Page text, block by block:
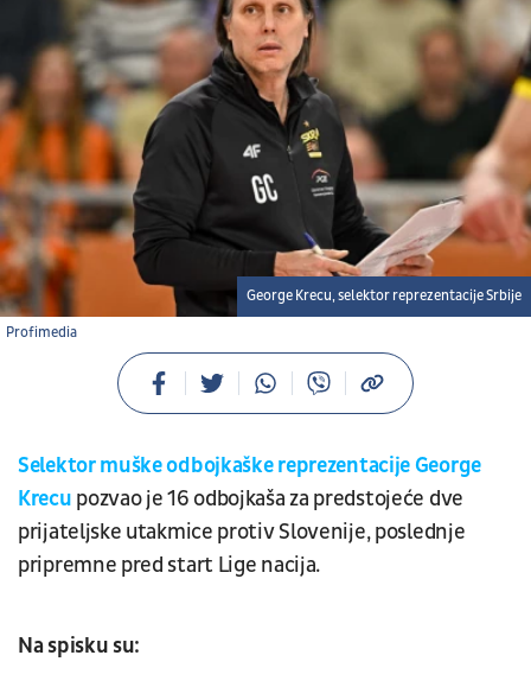
Profimedia
George Krecu, selektor reprezentacije Srbije
Selektor muške odbojkaške reprezentacije George
Krecu pozvao je 16 odbojkaša za predstojeće dve
prijateljske utakmice protiv Slovenije, poslednje
pripremne pred start Lige nacija.
Na spisku su: